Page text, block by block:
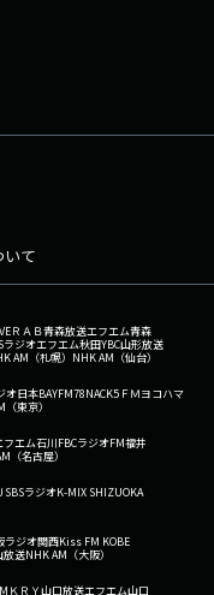
て
ＲＡＢ青森放送エフエム青森
ラジオエフエム秋田YBC山形放送
AM（札幌） NHK AM（仙台）
オ日本BAYFM78NACK5 ＦＭヨコハマ
東京）
フエム石川FBCラジオFM福井
（名古屋）
SBSラジオK-MIX SHIZUOKA
ラジオ関西Kiss FM KOBE
放送NHK AM（大阪）
ＫＲＹ山口放送エフエム山口